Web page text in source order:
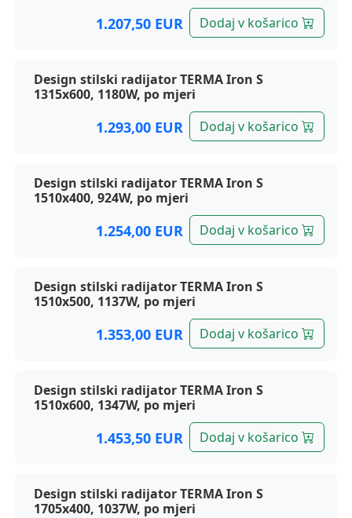
1.207,50 EUR Dodaj v košarico
Design stilski radijator TERMA Iron S
1315x600, 1180W, po mjeri
1.293,00 EUR Dodaj v košarico
Design stilski radijator TERMA Iron S
1510x400, 924W, po mjeri
1.254,00 EUR Dodaj v košarico
Design stilski radijator TERMA Iron S
1510x500, 1137W, po mjeri
1.353,00 EUR Dodaj v košarico
Design stilski radijator TERMA Iron S
1510x600, 1347W, po mjeri
1.453,50 EUR Dodaj v košarico
Design stilski radijator TERMA Iron S
1705x400, 1037W, po mjeri